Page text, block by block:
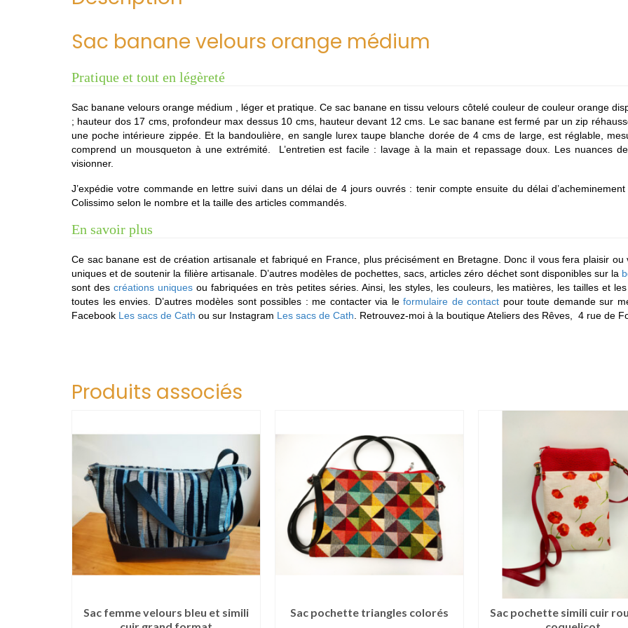
Sac banane velours orange médium
Pratique et tout en légèreté
Sac banane velours orange médium , léger et pratique. Ce sac banane en tissu velours côtelé couleur de couleur orange
; hauteur dos 17 cms, profondeur max dessus 10 cms, hauteur devant 12 cms. Le sac banane est fermé par un zip
une poche intérieure zippée. Et la bandoulière, en sangle lurex taupe blanche dorée de 4 cms de large, est réglable,
comprend un mousqueton à une extrémité. L’entretien est facile : lavage à la main et repassage doux. Les nuances
visionner.
J’expédie votre commande en lettre suivi dans un délai de 4 jours ouvrés : tenir compte ensuite du délai
Colissimo selon le nombre et la taille des articles commandés.
En savoir plus
Ce sac banane est de création artisanale et fabriqué en France, plus précisément en Bretagne. Donc il vous fera plaisir ou
uniques et de soutenir la filière artisanale. D’autres modèles de pochettes, sacs, articles zéro déchet sont disponibles sur la
sont des créations uniquesou fabriquées en très petites séries. Ainsi, les styles, les couleurs, les matières, les tailles et
toutes les envies. D’autres modèles sont possibles : me contacter via leformulaire de contact pour toute demande sur
Facebook Les sacs de Cath ou sur Instagram Les sacs de Cath . Retrouvez-moi à la boutique Ateliers des Rêves, 4 rue de
Produits associés
Sac femme velours bleu et simili
Sac pochette triangles colorés
Sac pochette simili cuir